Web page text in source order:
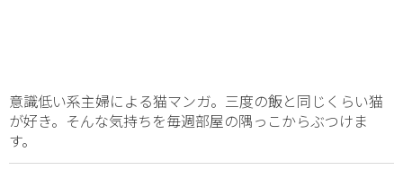
意識低い系主婦による猫マンガ。三度の飯と同じくらい猫
が好き。そんな気持ちを毎週部屋の隅っこからぶつけま
す。